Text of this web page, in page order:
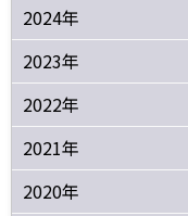
2024年
2023年
2022年
2021年
2020年